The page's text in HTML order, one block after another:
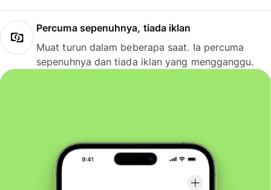
Percuma sepenuhnya, tiada iklan
Muat turun dalam beberapa saat. Ia percuma
sepenuhnya dan tiada iklan yang mengganggu.